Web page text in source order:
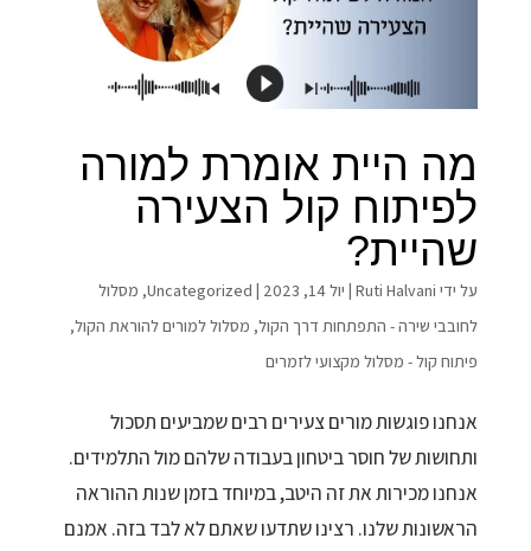
מה היית אומרת למורה
לפיתוח קול הצעירה
שהיית?
על ידי Ruti Halvani
| יול 14, 2023 |
Uncategorized
, מסלול
לחובבי שירה - התפתחות דרך הקול, מסלול למורים להוראת הקול,
פיתוח קול - מסלול מקצועי לזמרים
אנחנו פוגשות מורים צעירים רבים שמביעים תסכול
ותחושות של חוסר ביטחון בעבודה שלהם מול התלמידים.
אנחנו מכירות את זה היטב, במיוחד בזמן שנות ההוראה
הראשונות שלנו. רצינו שתדעו שאתם לא לבד בזה. אמנם